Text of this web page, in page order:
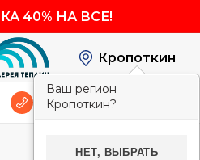
40% НА ВСЕ!
Кропоткин
Ваш регион
Кропоткин?
НЕТ, ВЫБРАТЬ
8 (800) 600-83-54